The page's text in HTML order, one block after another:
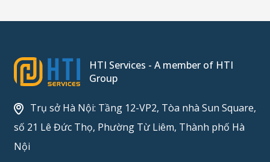
HTI Services - A member of HTI
Group
Trụ sở Hà Nội: Tầng 12-VP2, Tòa nhà Sun Square,
số 21 Lê Đức Thọ, Phường Từ Liêm, Thành phố Hà
Nội